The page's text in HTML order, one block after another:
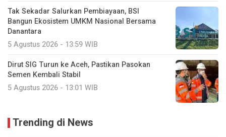
Tak Sekadar Salurkan Pembiayaan, BSI
Bangun Ekosistem UMKM Nasional Bersama
Danantara
5 Agustus 2026 - 13:59 WIB
Dirut SIG Turun ke Aceh, Pastikan Pasokan
Semen Kembali Stabil
5 Agustus 2026 - 13:01 WIB
Trending di News